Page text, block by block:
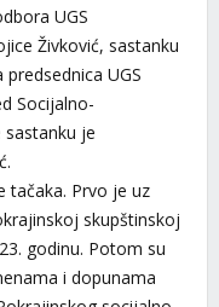
UGS
Živković, sastanku
UGS
Socijalno-
sastanku je
tačaka. Prvo je uz
skupštinskoj
godinu. Potom su
i dopunama